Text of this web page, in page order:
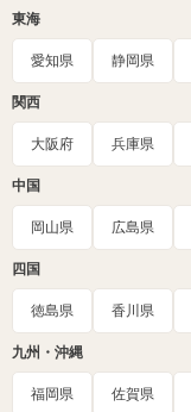
東海
愛知県 静岡県
関西
大阪府 兵庫県
中国
岡山県 広島県
四国
徳島県 香川県
九州・沖縄
福岡県 佐賀県